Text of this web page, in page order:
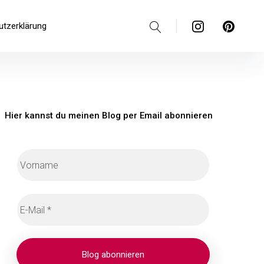
InstagramPinterest
Hier kannst du meinen Blog per Email abonnieren